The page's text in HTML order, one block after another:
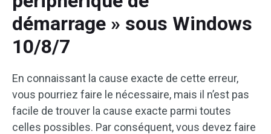
démarrage » sous Windows
10/8/7
En connaissant la cause exacte de cette erreur,
vous pourriez faire le nécessaire, mais il n’est pas
facile de trouver la cause exacte parmi toutes
celles possibles. Par conséquent, vous devez faire